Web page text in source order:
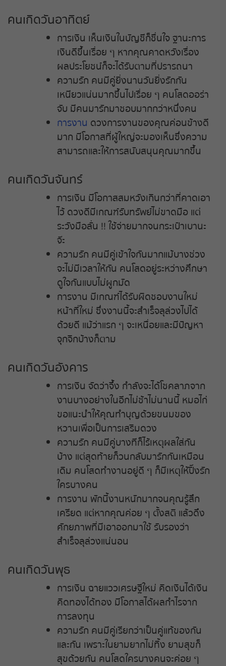
หวยหุ้นฮั่งเส็ง บ่าย
หวยหุ้นจีน เช้า
หวยหุ้นจีน บ่าย
หวยหุ้นไต้หวัน
หวยหุ้นสิงคโปร์
หวยหุ้นอิยิป
หวยหุ้นเยอรมัน
หวยหุ้นอังกฤษ
หวยหุ้นรัสเซีย
หวยหุ้นอินเดีย
หวยหุ้นดาวโจนส์
คนเกิดวันอาทิตย์
การเงิน เห็นเงินในบัญชีก็ชื่นใจ ฐานะการ
เงินดีขึ้นเรื่อย ๆ หากคุณคาดหวังเรื่อง
ผลประโยชน์ก็จะได้รับตามที่ปรารถนา
ความรัก คนมีคู่ยิ่งนานวันยิ่งรักกัน
เหนียวแน่นมากขึ้นไปเรื่อย ๆ คนโสดออร่า
จับ มีคนมารักมาชอบมากกว่าหนึ่งคน
การงาน ดวงการงานของคุณค่อนข้างดี
มาก มีโอกาสที่ผู้ใหญ่จะมองเห็นซึ่งความ
สามารถและให้การสนับสนุนคุณมากขึ้น
คนเกิดวันจันทร์
การเงิน มีโอกาสสมหวังเกินกว่าที่คาดเอา
ไว้ ดวงดีมีเกณฑ์รับทรัพย์ไม่ขาดมือ แต่
ระวังมือลั่น !! ใช้จ่ายมากจนกระเป๋าเบานะ
จ๊ะ
ความรัก คนมีคู่เข้าใจกันมากแม้บางช่วง
จะไม่มีเวลาให้กัน คนโสดอยู่ระหว่างศึกษา
ดูใจกันแบบไม่ผูกมัด
การงาน มีเกณฑ์ได้รับผิดชอบงานใหม่
หน้าที่ใหม่ ซึ่งงานนี้จะสำเร็จลุล่วงไปได้
ด้วยดี แม้ว่าแรก ๆ จะเหนื่อยและมีปัญหา
จุกจิกบ้างก็ตาม
คนเกิดวันอังคาร
การเงิน จัดว่าจึ้ง กำลังจะได้โชคลาภจาก
งานบางอย่างในอีกไม่ช้าไม่นานนี้ หมอไก่
ขอแนะนำให้คุณทำบุญด้วยขนมของ
หวานเพื่อเป็นการเสริมดวง
ความรัก คนมีคู่บางทีก็ไร้เหตุผลใส่กัน
บ้าง แต่สุดท้ายก็วนกลับมารักกันเหมือน
เดิม คนโสดทำงานอยู่ดี ๆ ก็มีเหตุให้ปิ๊งรัก
ใครบางคน
การงาน พักนี้งานหนักมากจนคุณรู้สึก
เครียด แต่หากคุณค่อย ๆ ตั้งสติ แล้วดึง
ศักยภาพที่มีเอาออกมาใช้ รับรองว่า
สำเร็จลุล่วงแน่นอน
คนเกิดวันพุธ
การเงิน ฉายแววเศรษฐีใหม่ คิดเงินได้เงิน
คิดทองได้ทอง มีโอกาสได้ผลกำไรจาก
การลงทุน
ความรัก คนมีคู่เรียกว่าเป็นคู่แท้ของกัน
และกัน เพราะในยามยากไม่ทิ้ง ยามสุขก็
สุขด้วยกัน คนโสดใครบางคนจะค่อย ๆ